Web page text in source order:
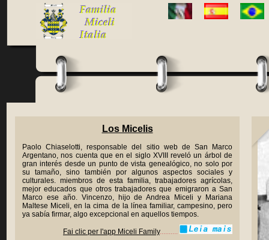
Los Micelis
Paolo Chiaselotti, responsable del sitio web de San Marco
Argentano, nos cuenta que en el siglo XVIII reveló un árbol de
gran interés desde un punto de vista genealógico, no solo por
su tamaño, sino también por algunos aspectos sociales y
culturales. miembros de esta familia, trabajadores agrícolas,
mejor educados que otros trabajadores que emigraron a San
Marco ese año. Vincenzo, hijo de Andrea Miceli y Mariana
Maltese Miceli, en la cima de la línea familiar, campesino, pero
ya sabía firmar, algo excepcional en aquellos tiempos.
Fai clic per l'app Miceli Family..........